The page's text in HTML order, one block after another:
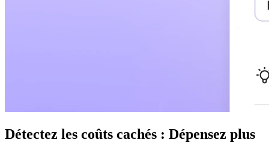
Détectez les coûts cachés : Dépensez plus